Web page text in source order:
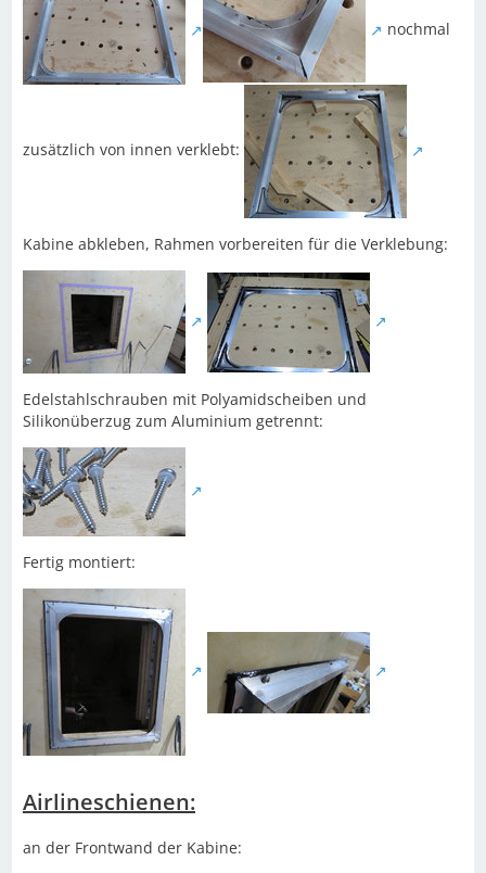
nochmal
zusätzlich von innen verklebt:
Kabine abkleben, Rahmen vorbereiten für die Verklebung:
Edelstahlschrauben mit Polyamidscheiben und
Silikonüberzug zum Aluminium getrennt:
Fertig montiert:
Airlineschienen:
an der Frontwand der Kabine: